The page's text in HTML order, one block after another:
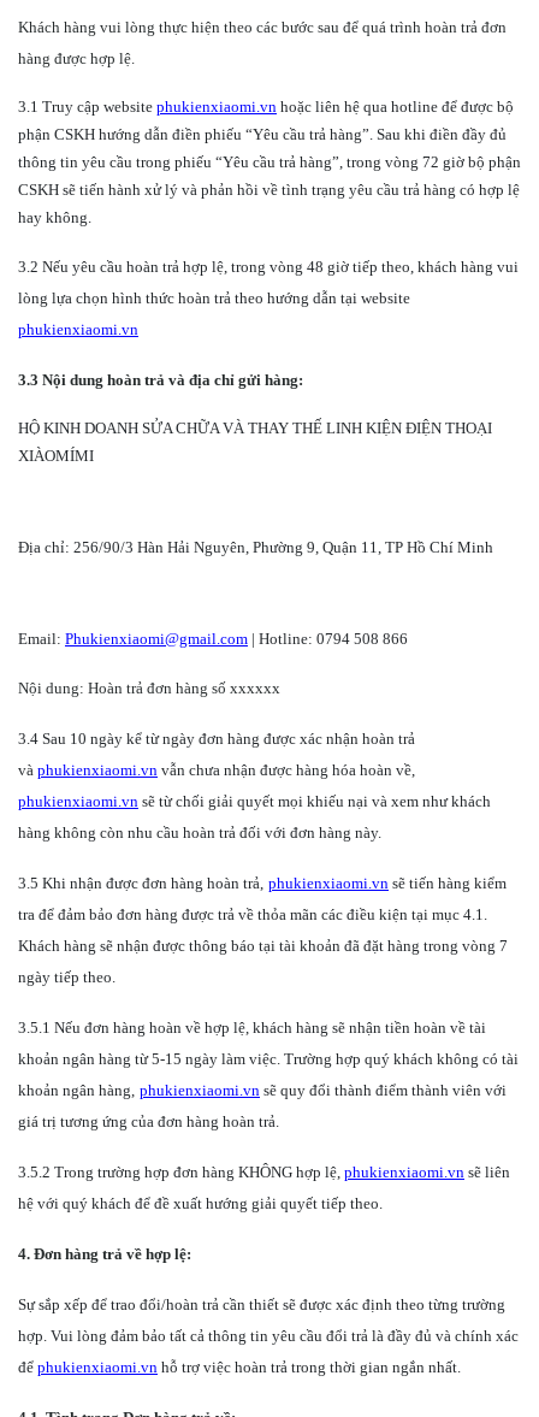
Khách hàng vui lòng thực hiện theo các bước sau để quá trình hoàn trả đơn
hàng được hợp lệ.
3.1 Truy cập website phukienxiaomi.vn hoặc liên hệ qua hotline để được bộ
phận CSKH hướng dẫn điền phiếu “Yêu cầu trả hàng”. Sau khi điền đầy đủ
thông tin yêu cầu trong phiếu “Yêu cầu trả hàng”, trong vòng 72 giờ bộ phận
CSKH sẽ tiến hành xử lý và phản hồi về tình trạng yêu cầu trả hàng có hợp lệ
hay không.
3.2 Nếu yêu cầu hoàn trả hợp lệ, trong vòng 48 giờ tiếp theo, khách hàng vui
lòng lựa chọn hình thức hoàn trả theo hướng dẫn tại website
phukienxiaomi.vn
3.3 Nội dung hoàn trả và địa chỉ gửi hàng:
HỘ KINH DOANH SỬA CHỮA VÀ THAY THẾ LINH KIỆN ĐIỆN THOẠI
XIÀOMÍMI
Địa chỉ: 256/90/3 Hàn Hải Nguyên, Phường 9, Quận 11, TP Hồ Chí Minh
Email: Phukienxiaomi@gmail.com | Hotline: 0794 508 866
Nội dung: Hoàn trả đơn hàng số xxxxxx
3.4 Sau 10 ngày kể từ ngày đơn hàng được xác nhận hoàn trả
và phukienxiaomi.vn vẫn chưa nhận được hàng hóa hoàn về,
phukienxiaomi.vn sẽ từ chối giải quyết mọi khiếu nại và xem như khách
hàng không còn nhu cầu hoàn trả đối với đơn hàng này.
3.5 Khi nhận được đơn hàng hoàn trả, phukienxiaomi.vn sẽ tiến hàng kiểm
tra để đảm bảo đơn hàng được trả về thỏa mãn các điều kiện tại mục 4.1.
Khách hàng sẽ nhận được thông báo tại tài khoản đã đặt hàng trong vòng 7
ngày tiếp theo.
3.5.1 Nếu đơn hàng hoàn về hợp lệ, khách hàng sẽ nhận tiền hoàn về tài
khoản ngân hàng từ 5-15 ngày làm việc. Trường hợp quý khách không có tài
khoản ngân hàng, phukienxiaomi.vn sẽ quy đổi thành điểm thành viên với
giá trị tương ứng của đơn hàng hoàn trả.
3.5.2 Trong trường hợp đơn hàng KHÔNG hợp lệ, phukienxiaomi.vn sẽ liên
hệ với quý khách để đề xuất hướng giải quyết tiếp theo.
4. Đơn hàng trả về hợp lệ:
Sự sắp xếp để trao đổi/hoàn trả cần thiết sẽ được xác định theo từng trường
hợp. Vui lòng đảm bảo tất cả thông tin yêu cầu đổi trả là đầy đủ và chính xác
để phukienxiaomi.vn hỗ trợ việc hoàn trả trong thời gian ngắn nhất.